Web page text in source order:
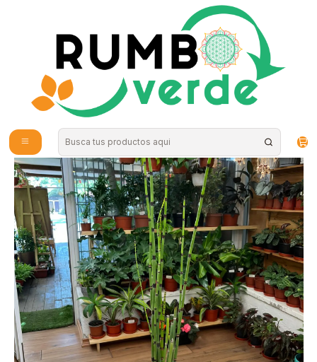
Envío gratis por compras sobre los 59.990 en la provincia de Santiago
Plantas de Exterior
Plantas RV - Equisetum tamaño M / Retiro en tienda